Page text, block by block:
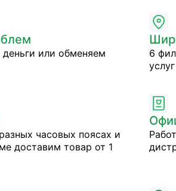
или обменяем
6
часовых поясах и
доставим товар от 1